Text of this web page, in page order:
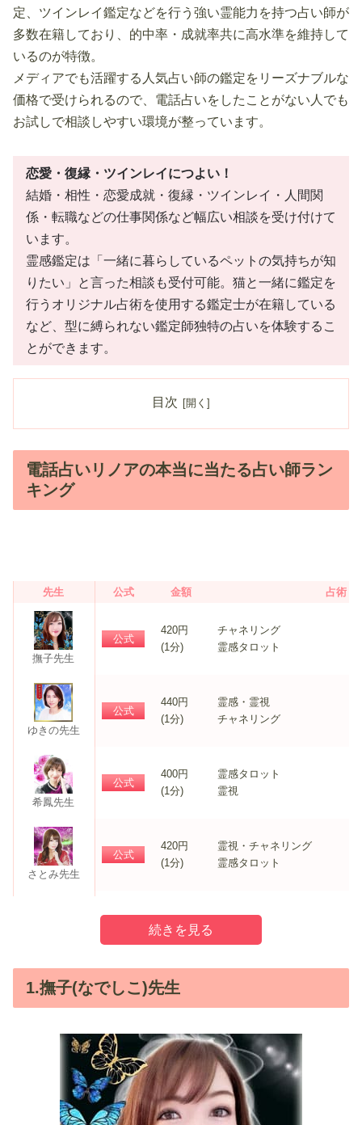
定、ツインレイ鑑定などを行う強い霊能力を持つ占い師が
多数在籍しており、的中率・成就率共に高水準を維持して
いるのが特徴。
メディアでも活躍する人気占い師の鑑定をリーズナブルな
価格で受けられるので、電話占いをしたことがない人でも
お試しで相談しやすい環境が整っています。
恋愛・復縁・ツインレイにつよい！
結婚・相性・恋愛成就・復縁・ツインレイ・人間関
係・転職などの仕事関係など幅広い相談を受け付けて
います。
霊感鑑定は「一緒に暮らしているペットの気持ちが知
りたい」と言った相談も受付可能。猫と一緒に鑑定を
行うオリジナル占術を使用する鑑定士が在籍している
など、型に縛られない鑑定師独特の占いを体験するこ
とができます。
目次
電話占いリノアの本当に当たる占い師ラン
キング
先生 公式 金額 占術
撫子先生
公式
420円
(1分)
チャネリング
霊感タロット
ゆきの先生
公式
440円
(1分)
霊感・霊視
チャネリング
希鳳先生
公式
400円
(1分)
霊感タロット
霊視
さとみ先生
公式
420円
(1分)
霊視・チャネリング
霊感タロット
380円
(1分)
霊視・エンパス
公式
360円
(1分)
オーダーメイド風水
颯依子先生
公式
340円
(1分)
霊視・霊聴
霊感タロット
1.撫子(なでしこ)先生